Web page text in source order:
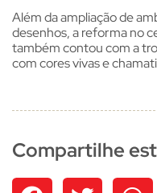
Além da ampliação de
desenhos, a reforma no
também contou com a
com cores vivas e
Compartilhe